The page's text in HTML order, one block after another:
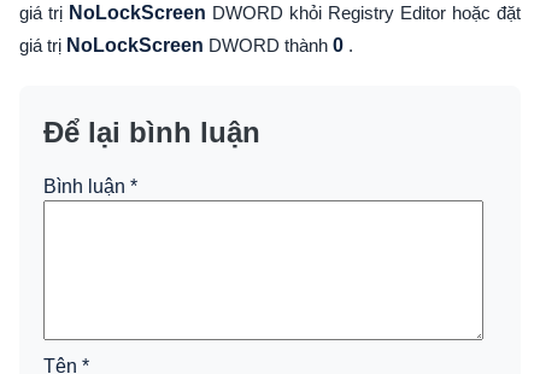
giá trị NoLockScreen DWORD khỏi Registry Editor hoặc đặt
giá trị NoLockScreen DWORD thành 0 .
Để lại bình luận
Bình luận *
Tên *